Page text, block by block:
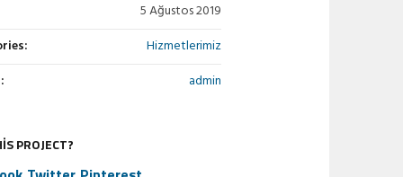
5 Ağustos 2019
Hizmetlerimiz
admin
PROJECT?